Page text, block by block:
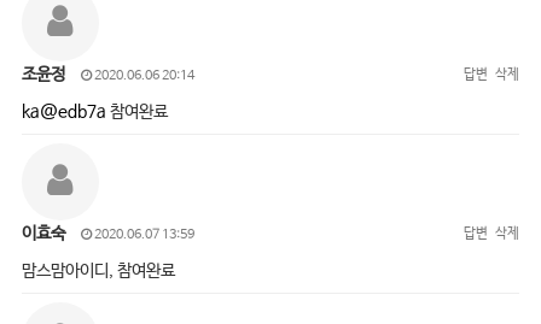
조윤정 2020.06.06 20:14 답변 삭제
ka@edb7a 참여완료
이효숙 2020.06.07 13:59 답변 삭제
맘스맘아이디, 참여완료